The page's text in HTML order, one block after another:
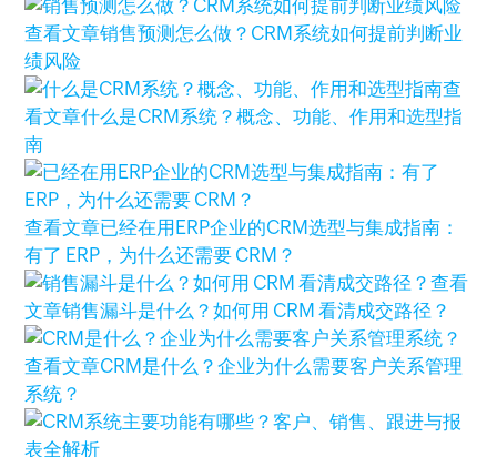
查看文章销售预测怎么做？CRM系统如何提前判断业
绩风险
查
看文章什么是CRM系统？概念、功能、作用和选型指
南
查看文章已经在用ERP企业的CRM选型与集成指南：
有了 ERP，为什么还需要 CRM？
查看
文章销售漏斗是什么？如何用 CRM 看清成交路径？
查看文章CRM是什么？企业为什么需要客户关系管理
系统？